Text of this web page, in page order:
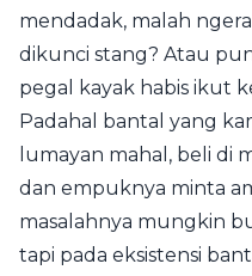
mendadak, malah
dikunci stang? Atau
pegal kayak habis ikut
Padahal bantal yang
lumayan mahal, beli di
dan empuknya minta
masalahnya mungkin
tapi pada eksistensi